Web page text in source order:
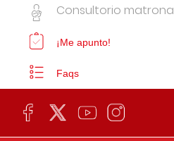
Consultorio matrona
¡Me apunto!
Faqs